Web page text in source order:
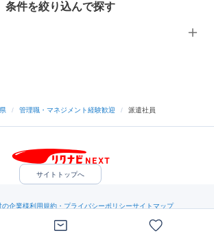
条件を絞り込んで探す
/ 管理職・マネジメント経験歓迎 / 派遣社員
サイトトップへ
の企業様利用規約・プライバシーポリシーサイトマップ
（C）Indeed Inc.